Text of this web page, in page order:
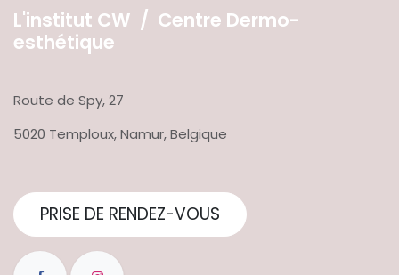
L'institut CW / Centre Dermo-
esthétique
Route de Spy, 27
5020 Temploux, Namur, Belgique
PRISE DE RENDEZ-VOUS